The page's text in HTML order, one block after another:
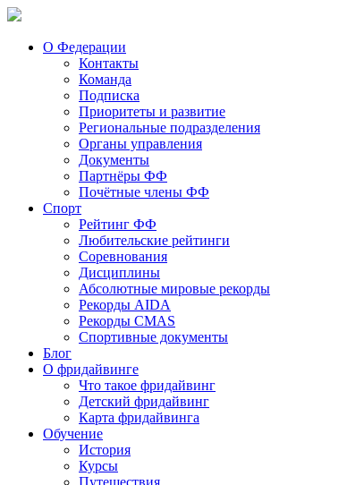
О Федерации
Контакты
Команда
Подписка
Приоритеты и развитие
Региональные подразделения
Органы управления
Документы
Партнёры ФФ
Почётные члены ФФ
Спорт
Рейтинг ФФ
Любительские рейтинги
Соревнования
Дисциплины
Абсолютные мировые рекорды
Рекорды AIDA
Рекорды CMAS
Спортивные документы
Блог
О фридайвинге
Что такое фридайвинг
Детский фридайвинг
Карта фридайвинга
Обучение
История
Курсы
Путешествия